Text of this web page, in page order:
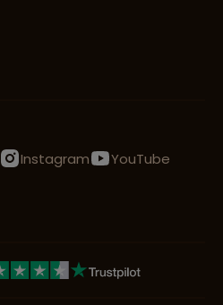
Instagram
YouTube